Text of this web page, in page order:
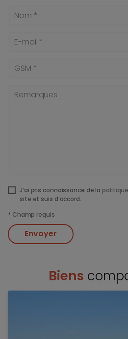
Nom *
E-mail *
GSM *
Remarques
J’ai pris connaissance de la
site et suis d’accord.
* Champ requis
Envoyer
Biens